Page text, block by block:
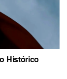
Histórico